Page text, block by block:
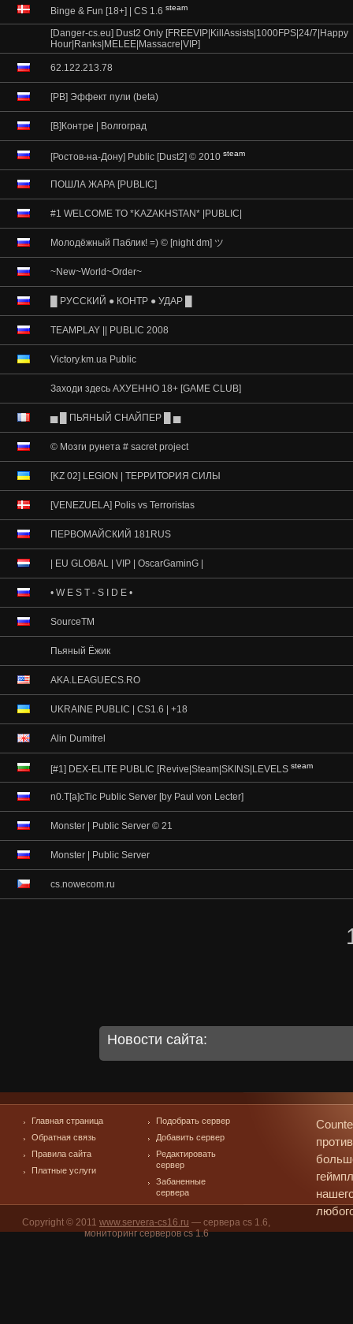
Binge & Fun [18+] | CS 1.6 steam
[Danger-cs.eu] Dust2 Only [FREEVIP|KillAssists|1000FPS|24/7|Happy
Hour|Ranks|MELEE|Massacre|VIP]
62.122.213.78
[PB] Эффект пули (beta)
[В]Контре | Волгоград
[Ростов-на-Дону] Public [Dust2] © 2010 steam
ПОШЛА ЖАРА [PUBLIC]
#1 WELCOME TO *KAZAKHSTAN* |PUBLIC|
Молодёжный Паблик! =) © [night dm] ツ
~New~World~Order~
█ РУССКИЙ ● КОНТР ● УДАР █
TEAMPLAY || PUBLIC 2008
Victory.km.ua Public
Заходи здесь АХУЕННО 18+ [GAME CLUB]
▅ █ ПЬЯНЫЙ СНАЙПЕР █ ▅
© Мозги рунета # sacret project
[KZ 02] LEGION | ТЕРРИТОРИЯ СИЛЫ
[VENEZUELA] Polis vs Terroristas
ПЕРВОМАЙСКИЙ 181RUS
| EU GLOBAL | VIP | OscarGaminG |
• W E S T - S I D E •
SourceTM
Пьяный Ёжик
AKA.LEAGUECS.RO
UKRAINE PUBLIC | CS1.6 | +18
Alin Dumitrel
[#1] DEX-ELITE PUBLIC [Revive|Steam|SKINS|LEVELS steam
n0.T[a]cTic Public Server [by Paul von Lecter]
Monster | Public Server © 21
Monster | Public Server
cs.nowecom.ru
Новости сайта:
Главная страница
Обратная связь
Правила сайта
Платные услуги
Подобрать сервер
Добавить сервер
Редактировать
сервер
Забаненные
сервера
Copyright © 2011 www.servera-cs16.ru — сервера cs 1.6,
мониторинг серверов cs 1.6